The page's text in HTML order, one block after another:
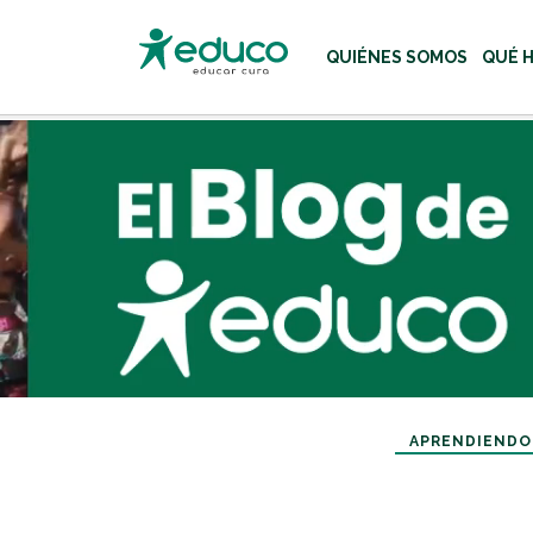
Usa las teclas Tab o
QUIÉNES SOMOS QUÉ